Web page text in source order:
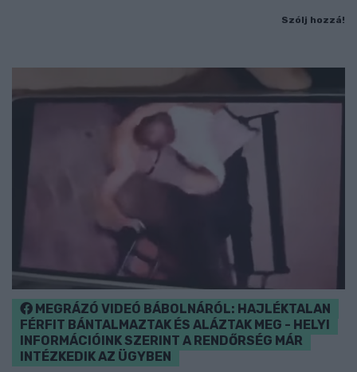
Szólj hozzá!
MEGRÁZÓ VIDEÓ BÁBOLNÁRÓL: HAJLÉKTALAN
FÉRFIT BÁNTALMAZTAK ÉS ALÁZTAK MEG - HELYI
INFORMÁCIÓINK SZERINT A RENDŐRSÉG MÁR
INTÉZKEDIK AZ ÜGYBEN